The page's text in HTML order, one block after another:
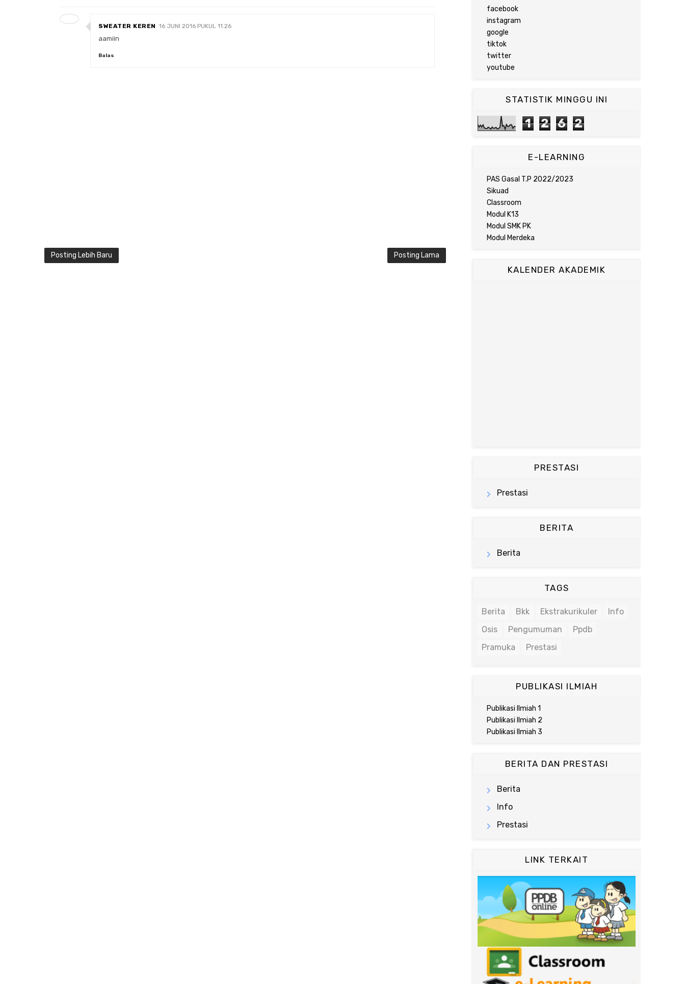
SWEATER KEREN 16 JUNI 2016 PUKUL 11.26
aamiin
Balas
Posting Lebih Baru Posting Lama
facebook
instagram
google
tiktok
twitter
youtube
STATISTIK MINGGU INI
1 2 6 2
E-LEARNING
PAS Gasal T.P 2022/2023
Sikuad
Classroom
Modul K13
Modul SMK PK
Modul Merdeka
KALENDER AKADEMIK
PRESTASI
Prestasi
BERITA
Berita
TAGS
Berita Bkk Ekstrakurikuler
Info
Osis
Pengumuman
Ppdb
Pramuka
Prestasi
PUBLIKASI ILMIAH
Publikasi Ilmiah 1
Publikasi Ilmiah 2
Publikasi Ilmiah 3
BERITA DAN PRESTASI
Berita
Info
Prestasi
LINK TERKAIT